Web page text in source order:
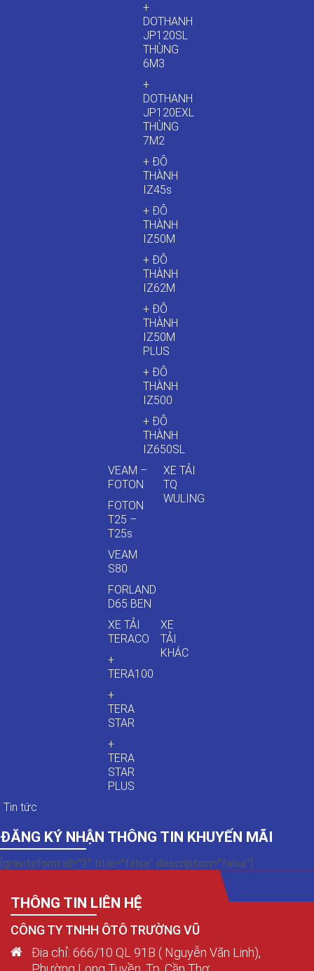
+
DOTHANH
JP120SL
THÙNG
6M3
+
DOTHANH
JP120EXL
THÙNG
7M2
+ ĐÔ
THÀNH
IZ45s
+ ĐÔ
THÀNH
IZ50M
+ ĐÔ
THÀNH
IZ62M
+ ĐÔ
THÀNH
IZ50M
PLUS
+ ĐÔ
THÀNH
IZ500
+ ĐÔ
THÀNH
IZ650SL
VEAM –
FOTON
FOTON
T25 –
T25s
VEAM
S80
FORLAND
D65 BEN
XE TẢI
TQ
WULING
XE TẢI
TERACO
+
TERA100
+
TERA
STAR
+
TERA
STAR
PLUS
XE
TẢI
KHÁC
Tin tức
ĐĂNG KÝ NHẬN THÔNG TIN KHUYẾN MÃI
[gravityform id="2" title="false" description="false"]
THÔNG TIN LIÊN HỆ
CÔNG TY TNHH ÔTÔ TRƯỜNG VŨ
Địa chỉ: 666/10 QL 91B ( Nguyễn Văn Linh),